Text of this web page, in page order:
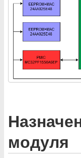
модуля